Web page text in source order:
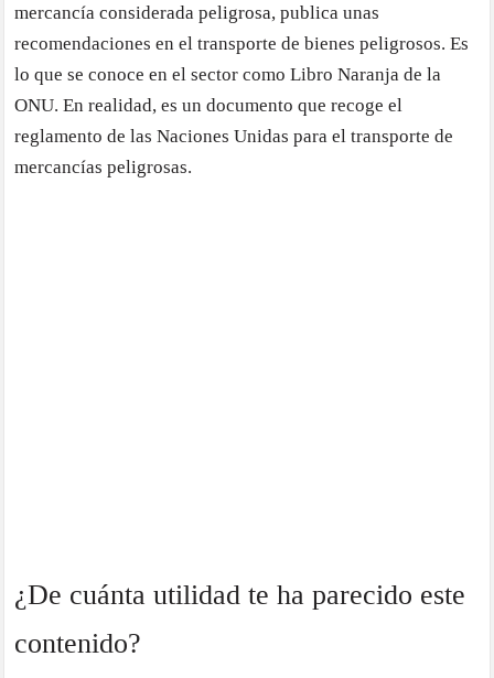
mercancía considerada peligrosa, publica unas
recomendaciones en el transporte de bienes peligrosos. Es
lo que se conoce en el sector como Libro Naranja de la
ONU. En realidad, es un documento que recoge el
reglamento de las Naciones Unidas para el transporte de
mercancías peligrosas.
¿De cuánta utilidad te ha parecido este
contenido?